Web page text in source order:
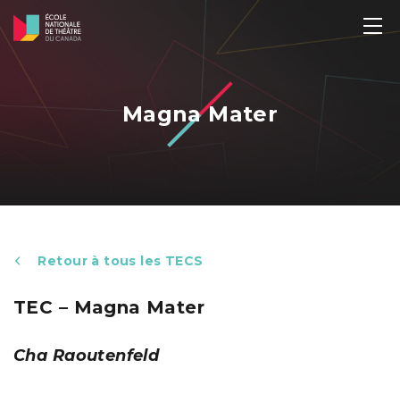
Magna Mater
Retour à tous les TECS
TEC – Magna Mater
Cha Raoutenfeld